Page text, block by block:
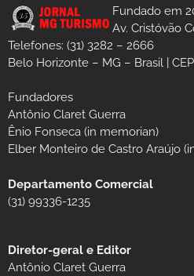
Fundado em
Av. Cristóvão
Telefones: (31) 3282 – 2666
Belo Horizonte – MG – Brasil |
Fundadores
Antônio Claret Guerra
Ênio Fonseca (in memorian)
Elber Monteiro de Castro Araújo
Departamento Comercial
(31) 99336-1235
Diretor-geral e Editor
Antônio Claret Guerra